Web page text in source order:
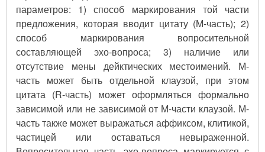
параметров: 1) способ маркирования той части
предложения, которая вводит цитату (М-часть); 2)
способ маркирования вопросительной
составляющей эхо-вопроса; 3) наличие или
отсутствие мены дейктических местоимений. М-
часть может быть отдельной клаузой, при этом
цитата (R-часть) может оформляться формально
зависимой или не зависимой от М-части клаузой. М-
часть также может выражаться аффиксом, клитикой,
частицей или оставаться невыраженной.